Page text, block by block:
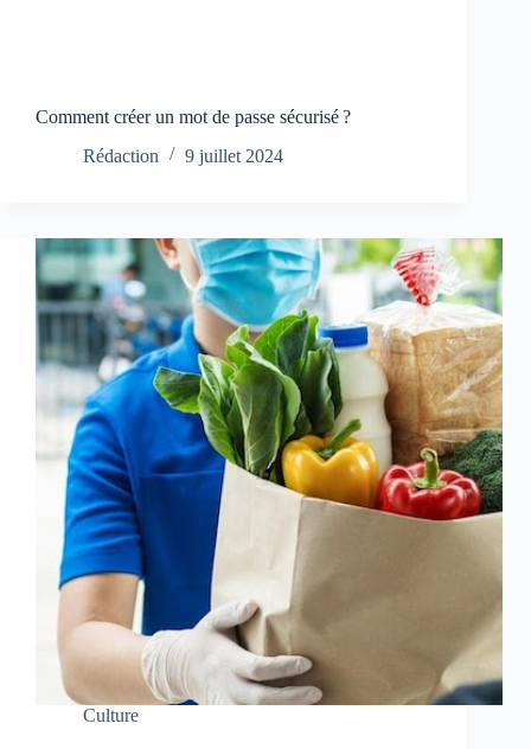
Comment créer un mot de passe sécurisé ?
Rédaction
9 juillet 2024
Culture